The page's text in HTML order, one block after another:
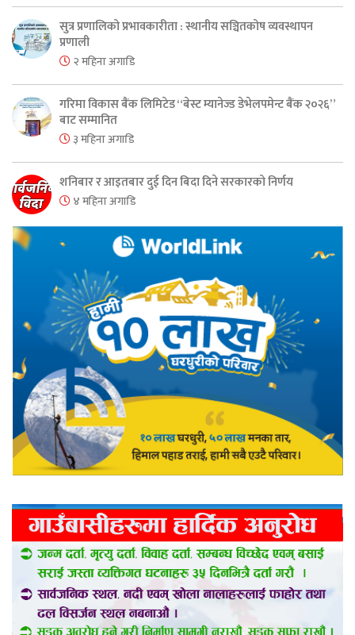
सुत्र प्रणालिको प्रभावकारीता : स्थानीय सञ्चितकोष व्यवस्थापन
प्रणाली
२ महिना अगाडि
गरिमा विकास बैंक लिमिटेड “बेस्ट म्यानेज्ड डेभेलपमेन्ट बैंक २०२६”
बाट सम्मानित
३ महिना अगाडि
शनिबार र आइतबार दुई दिन बिदा दिने सरकारको निर्णय
४ महिना अगाडि